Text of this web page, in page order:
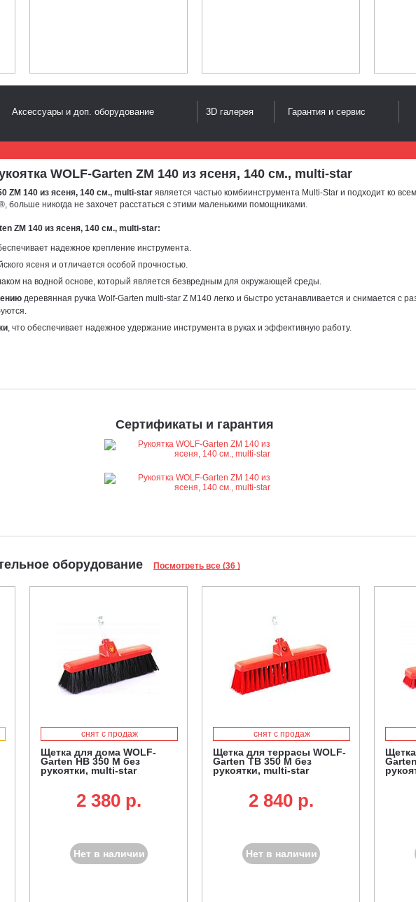
WOLF-Garten ZM 140 из ясеня, 140 см., multi-star
ZM 140 из ясеня, 140 см., multi-star является частью комбиинструмента Multi-Star и подходит ко
больше никогда не захочет расстаться с этими маленькими помощниками.
ZM 140 из ясеня, 140 см., multi-star:
надежное крепление инструмента.
ясеня и отличается особой прочностью.
на водной основе, который является безвредным для окружающей среды.
деревянная ручка Wolf-Garten multi-star Z M140 легко и быстро устанавливается и снимается с
, что обеспечивает надежное удержание инструмента в руках и эффективную работу.
Сертификаты и гарантия
оборудование Посмотреть все (36 )
снят с продаж
Щетка для дома WOLF-
Garten HB 350 M без
рукоятки, multi-star
2 380 p.
Нет в наличии
снят с продаж
Щетка для террасы WOLF-
Garten TB 350 M без
рукоятки, multi-star
2 840 p.
Нет в наличии
Аксессуары и доп. оборудование 3D галерея Гарантия и сервис